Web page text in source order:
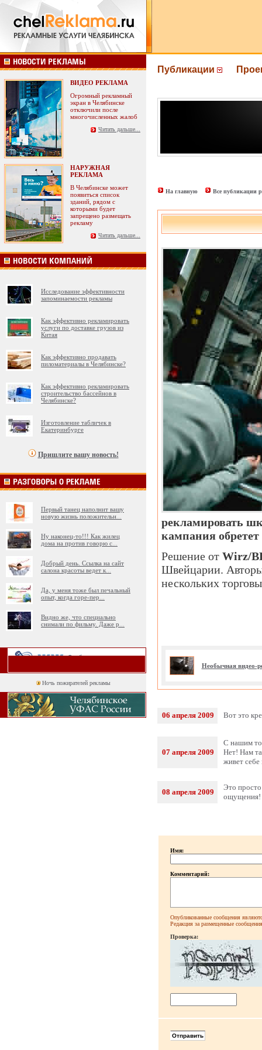
ВИДЕО РЕКЛАМА
Огромный рекламный
экран в Челябинске
отключили после
многочисленных жалоб
Читать дальше...
НАРУЖНАЯ
РЕКЛАМА
В Челябинске может
появиться список
зданий, рядом с
которыми будет
запрещено размещать
рекламу
Читать дальше...
Исследование эффективности
запоминаемости рекламы
Как эффективно рекламировать
услуги по доставке грузов из
Китая
Как эффективно продавать
пиломатериалы в Челябинске?
Как эффективно рекламировать
строительство бассейнов в
Челябинске?
Изготовление табличек в
Екатеринбурге
Пришлите вашу новость!
Первый танец наполнит вашу
новую жизнь положительн
Ну наконец-то!!! Как жилец
дома на против говорю с
Добрый день. Ссылка на сайт
салона красоты ведет к
Да, у меня тоже был печальный
опыт, когда горе-пер
Видно же, что специально
снимали по фильму. Даже р
Ночь пожирателей рекламы
Публикации
На главную Все публикации
рекламировать
кампания обретет
Решение от Wirz/
Швейцарии.
нескольких
Необычная видео-
06 апреля 2009 Вот это
07 апреля 2009
С нашим то
Нет! Нам
живет
08 апреля 2009
Это просто
Имя:
Комментарий:
Опубликованные сообщения
Редакция за размещенные сообщения
Проверка: